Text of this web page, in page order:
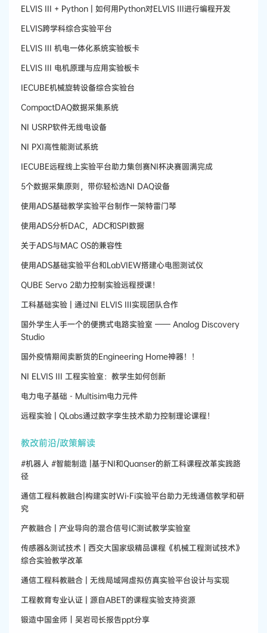
ELVIS III + Python | 如何用Python对ELVIS III进行编程开发
ELVIS跨学科综合实验平台
ELVIS III 机电一体化系统实验板卡
ELVIS III 电机原理与应用实验板卡
IECUBE机械旋转设备综合实验台
CompactDAQ数据采集系统
​NI USRP软件无线电设备
NI PXI高性能测试系统
IECUBE远程线上实验平台助力集创赛NI杯决赛圆满完成
5个数据采集原则，带你轻松选NI DAQ设备
使用ADS基础教学实验平台制作一架特雷门琴
使用ADS分析DAC，ADC和SPI数据
关于ADS与MAC OS的兼容性
使用ADS基础实验平台和LabVIEW搭建心电图测试仪
QUBE Servo 2助力控制实验远程授课！
工科基础实验 | 通过NI ELVIS III实现团队合作
国外学生人手一个的便携式电路实验室 —— Analog Discovery
Studio
国外疫情期间卖断货的Engineering Home神器！！
NI ELVIS III 工程实验室：教学生如何创新
电力电子基础 - Multisim电力元件
远程实验 | QLabs通过数字孪生技术助力控制理论课程！
教改前沿/政策解读
#机器人 #智能制造 |基于NI和Quanser的新工科课程改革实践路
径
通信工程科教融合|构建实时Wi-Fi实验平台助力无线通信教学和研
究
产教融合 | 产业导向的混合信号IC测试教学实验室
传感器&测试技术 | 西交大国家级精品课程《机械工程测试技术》
综合实验教学改革
通信工程科教融合 | 无线局域网虚拟仿真实验平台设计与实现
工程教育专业认证 | 源自ABET的课程实验支持资源
锻造中国金师｜吴岩司长报告ppt分享